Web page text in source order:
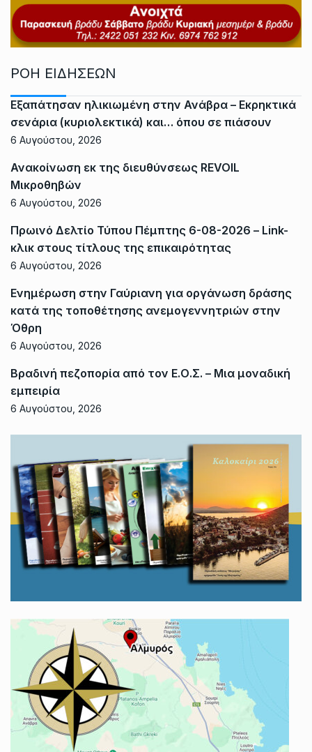
ΡΟΗ ΕΙΔΗΣΕΩΝ
Εξαπάτησαν ηλικιωμένη στην Ανάβρα – Εκρηκτικά
σενάρια (κυριολεκτικά) και… όπου σε πιάσουν
6 Αυγούστου, 2026
Ανακοίνωση εκ της διευθύνσεως REVOIL
Μικροθηβών
6 Αυγούστου, 2026
Πρωινό Δελτίο Τύπου Πέμπτης 6-08-2026 – Link-
κλικ στους τίτλους της επικαιρότητας
6 Αυγούστου, 2026
Ενημέρωση στην Γαύριανη για οργάνωση δράσης
κατά της τοποθέτησης ανεμογεννητριών στην
Όθρη
6 Αυγούστου, 2026
Βραδινή πεζοπορία από τον Ε.Ο.Σ. – Μια μοναδική
εμπειρία
6 Αυγούστου, 2026